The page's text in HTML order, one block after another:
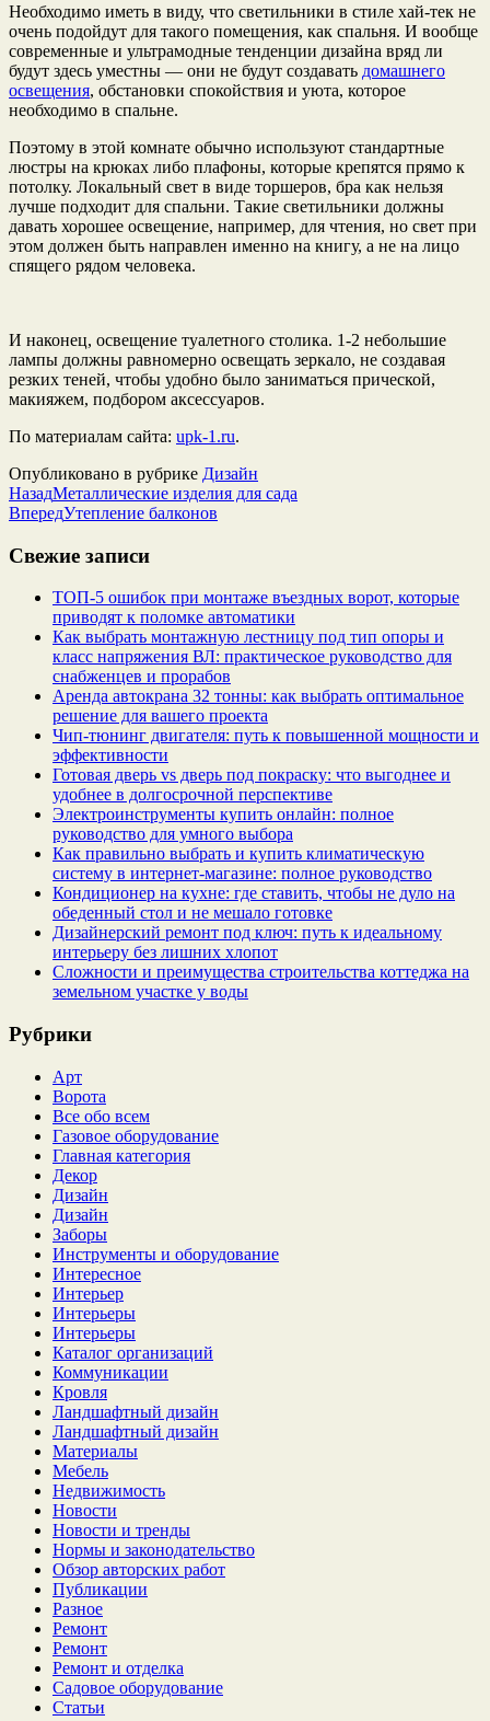
Необходимо иметь в виду, что светильники в стиле хай-тек не
очень подойдут для такого помещения, как спальня. И вообще
современные и ультрамодные тенденции дизайна вряд ли
будут здесь уместны — они не будут создавать домашнего
освещения, обстановки спокойствия и уюта, которое
необходимо в спальне.
Поэтому в этой комнате обычно используют стандартные
люстры на крюках либо плафоны, которые крепятся прямо к
потолку. Локальный свет в виде торшеров, бра как нельзя
лучше подходит для спальни. Такие светильники должны
давать хорошее освещение, например, для чтения, но свет при
этом должен быть направлен именно на книгу, а не на лицо
спящего рядом человека.
И наконец, освещение туалетного столика. 1-2 небольшие
лампы должны равномерно освещать зеркало, не создавая
резких теней, чтобы удобно было заниматься прической,
макияжем, подбором аксессуаров.
По материалам сайта: upk-1.ru.
Опубликовано в рубрике Дизайн
НазадМеталлические изделия для сада
ВпередУтепление балконов
Свежие записи
ТОП-5 ошибок при монтаже въездных ворот, которые
приводят к поломке автоматики
Как выбрать монтажную лестницу под тип опоры и
класс напряжения ВЛ: практическое руководство для
снабженцев и прорабов
Аренда автокрана 32 тонны: как выбрать оптимальное
решение для вашего проекта
Чип‑тюнинг двигателя: путь к повышенной мощности и
эффективности
Готовая дверь vs дверь под покраску: что выгоднее и
удобнее в долгосрочной перспективе
Электроинструменты купить онлайн: полное
руководство для умного выбора
Как правильно выбрать и купить климатическую
систему в интернет‑магазине: полное руководство
Кондиционер на кухне: где ставить, чтобы не дуло на
обеденный стол и не мешало готовке
Дизайнерский ремонт под ключ: путь к идеальному
интерьеру без лишних хлопот
Сложности и преимущества строительства коттеджа на
земельном участке у воды
Рубрики
Арт
Ворота
Все обо всем
Газовое оборудование
Главная категория
Декор
Дизайн
Дизайн
Заборы
Инструменты и оборудование
Интересное
Интерьер
Интерьеры
Интерьеры
Каталог организаций
Коммуникации
Кровля
Ландшафтный дизайн
Ландшафтный дизайн
Материалы
Мебель
Недвижимость
Новости
Новости и тренды
Нормы и законодательство
Обзор авторских работ
Публикации
Разное
Ремонт
Ремонт
Ремонт и отделка
Садовое оборудование
Статьи